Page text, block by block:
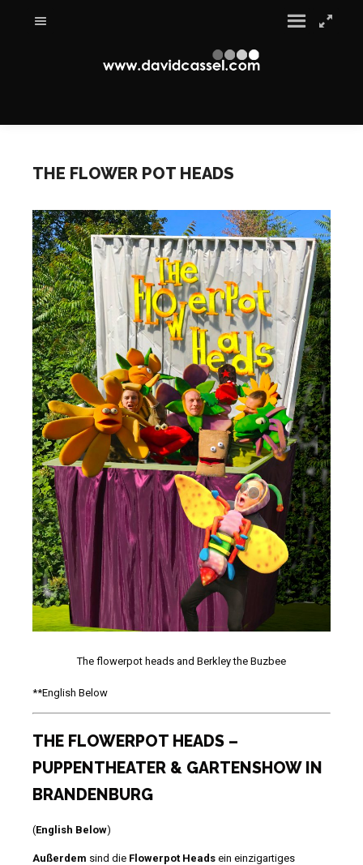
THE FLOWER POT HEADS
The flowerpot heads and Berkley the Buzbee
**English Below
THE FLOWERPOT HEADS –
PUPPENTHEATER & GARTENSHOW IN
BRANDENBURG
(English Below)
Außerdem sind die Flowerpot Heads ein einzigartiges